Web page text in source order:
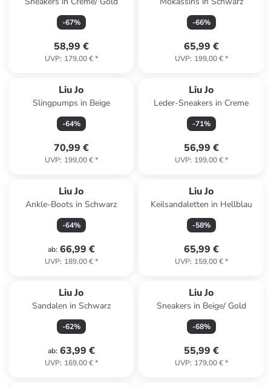
-67%
58,99 €
UVP: 179,00 €*
-66%
65,99 €
UVP: 199,00 €*
Liu Jo
Slingpumps in Beige
-64%
70,99 €
UVP: 199,00 €*
Liu Jo
Leder-Sneakers in Creme
-71%
56,99 €
UVP: 199,00 €*
Liu Jo
Ankle-Boots in Schwarz
-64%
ab: 66,99 €
UVP: 189,00 €*
Liu Jo
Keilsandaletten in Hellblau
-58%
65,99 €
UVP: 159,00 €*
Liu Jo
Sandalen in Schwarz
-62%
ab: 63,99 €
UVP: 169,00 €*
Liu Jo
Sneakers in Beige/ Gold
-68%
55,99 €
UVP: 179,00 €*